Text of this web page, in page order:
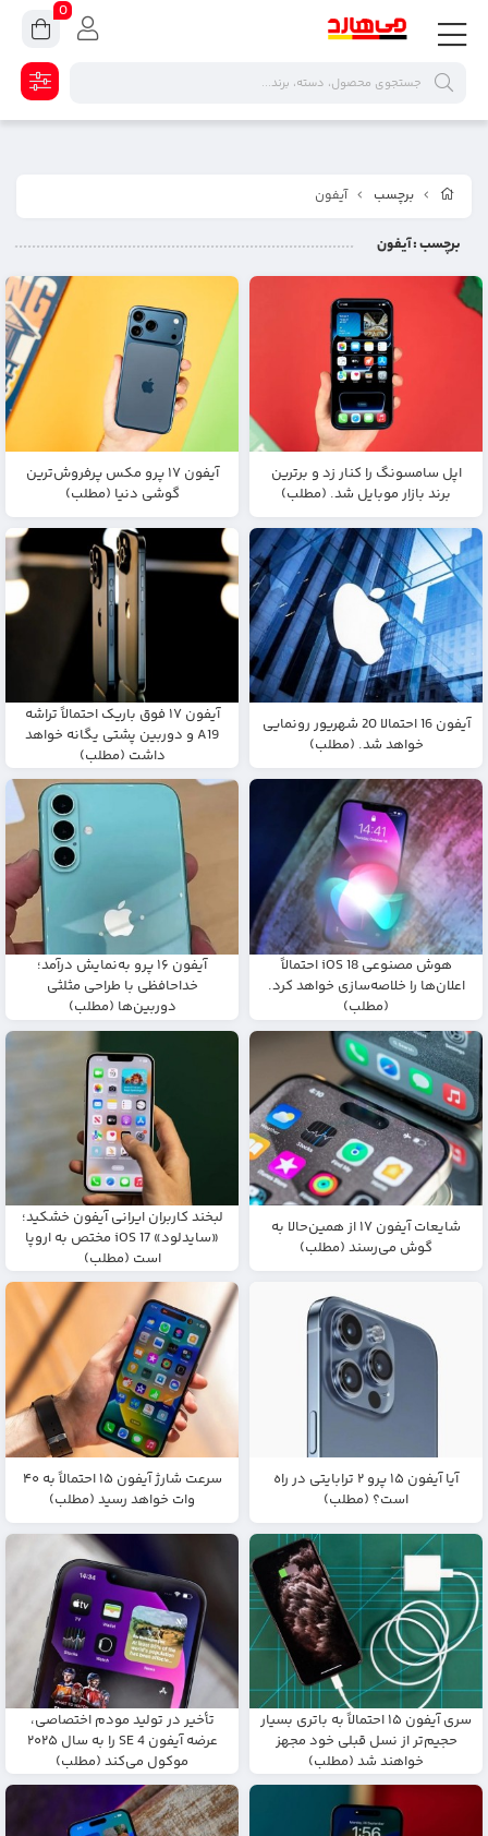
برچسب آیفون
برچسب: آیفون
اپل سامسونگ را کنار زد و برترین
برند بازار موبایل شد. (مطلب)
آیفون ۱۷ پرو مکس پرفروش‌ترین
گوشی دنیا (مطلب)
آیفون 16 احتمالا 20 شهریور رونمایی
خواهد شد. (مطلب)
آیفون ۱۷ فوق باریک احتمالاً تراشه
A19 و دوربین پشتی یگانه خواهد
داشت (مطلب)
هوش مصنوعی iOS 18 احتمالاً
اعلان‌ها را خلاصه‌سازی خواهد کرد.
(مطلب)
آیفون ۱۶ پرو به‌نمایش درآمد؛
خداحافظی با طراحی مثلثی
دوربین‌ها (مطلب)
شایعات آیفون ۱۷ از همین‌حالا به
گوش می‌رسند (مطلب)
لبخند کاربران ایرانی آیفون خشکید؛
«سایدلود» iOS 17 مختص‌ به اروپا
است (مطلب)
آیا آیفون ۱۵ پرو ۲ ترابایتی در راه
است؟ (مطلب)
سرعت شارژ آیفون ۱۵ احتمالاً به ۴۰
وات خواهد رسید (مطلب)
سری آیفون ۱۵ احتمالاً به باتری بسیار
حجیم‌تر از نسل قبلی خود مجهز
خواهند شد (مطلب)
تأخیر در تولید مودم اختصاصی،
عرضه آیفون SE 4 را به سال ۲۰۲۵
موکول می‌کند (مطلب)
0